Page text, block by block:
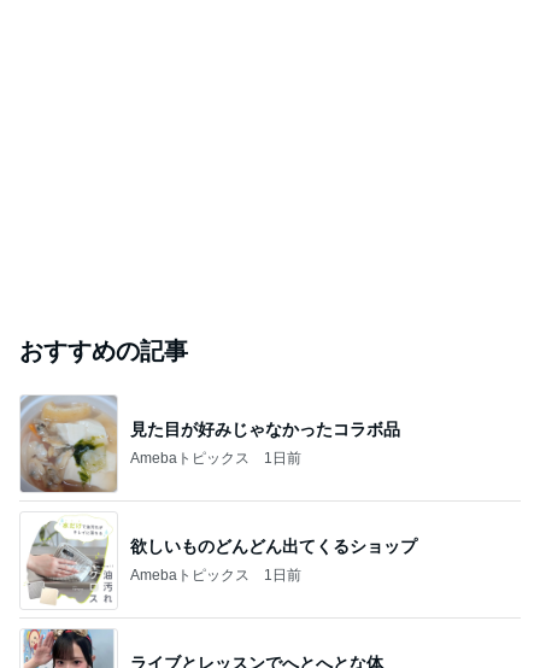
おすすめの記事
見た目が好みじゃなかったコラボ品
Amebaトピックス 1日前
欲しいものどんどん出てくるショップ
Amebaトピックス 1日前
ライブとレッスンでへとへとな体